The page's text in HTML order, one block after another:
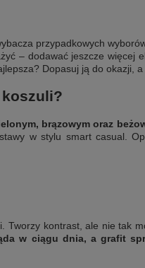
przypadkowych
– dodawać jeszcze więcej
Dopasuj ją do okazji,
brązowym oraz
w stylu smart casual.
Tworzy kontrast, ale nie tak
w ciągu dnia, a grafit